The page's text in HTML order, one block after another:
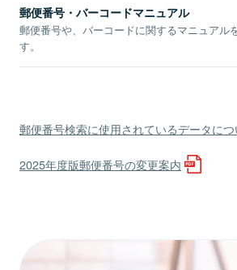
郵便番号・バーコードマニュアル
郵便番号や、バーコードに関するマニュアル
す。
郵便番号検索に使用されているデータにつ
2025年度版郵便番号の変更案内